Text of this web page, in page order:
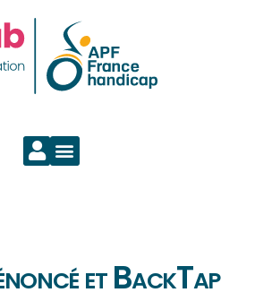
et BackTap